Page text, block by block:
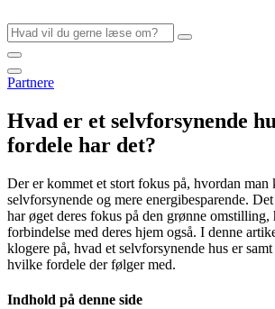
til
indhold
Partnere
Hvad er et selvforsynende
fordele har det?
Der er kommet et stort fokus på, hvordan man
selvforsynende og mere energibesparende.
har øget deres fokus på den grønne
forbindelse med deres hjem også. I denne
klogere på, hvad et selvforsynende hus er
hvilke fordele der følger med.
Indhold på denne side